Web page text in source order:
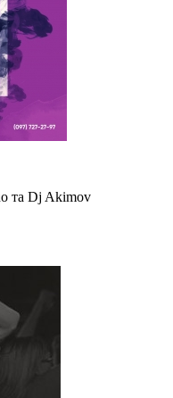
та Dj Akimov